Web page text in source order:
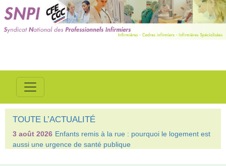
TOUTE L’ACTUALITÉ
3 août 2026 Enfants remis à la rue : pourquoi le logement est
aussi une urgence de santé publique